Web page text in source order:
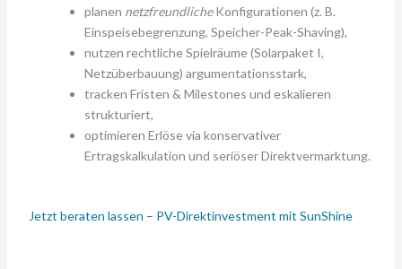
planen netzfreundlicheKonfigurationen (z. B.
Einspeisebegrenzung, Speicher-Peak-Shaving),
nutzen rechtliche Spielräume (Solarpaket I,
Netzüberbauung) argumentationsstark,
tracken Fristen & Milestones und eskalieren
strukturiert,
optimieren Erlöse via konservativer
Ertragskalkulation und seriöser Direktvermarktung.
Jetzt beraten lassen – PV-Direktinvestment mit SunShine